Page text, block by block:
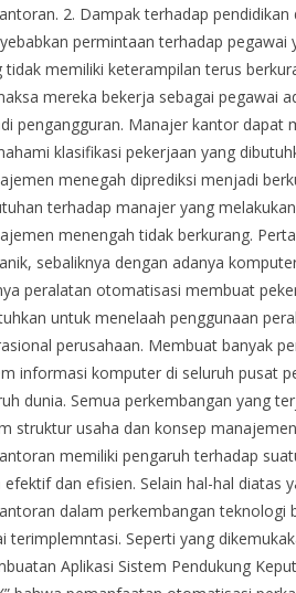
2. Dampak terhadap
permintaan terhadap
tidak memiliki keterampilan terus
mereka bekerja sebagai pegawai
pengangguran. Manajer kantor dapat
klasifikasi pekerjaan yang
menegah diprediksi menjadi
terhadap manajer yang
menengah tidak berkurang.
sebaliknya dengan adanya
peralatan otomatisasi membuat
untuk menelaah penggunaan
perusahaan. Membuat banyak
informasi komputer di seluruh pusat
dunia. Semua perkembangan yang
struktur usaha dan konsep
memiliki pengaruh terhadap
efektif dan efisien. Selain hal-hal
dalam perkembangan
terimplemntasi. Seperti yang
Aplikasi Sistem Pendukung